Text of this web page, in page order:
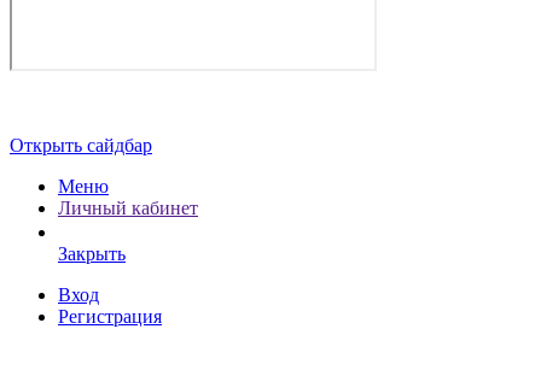
Открыть сайдбар
Меню
Личный кабинет
Закрыть
Вход
Регистрация